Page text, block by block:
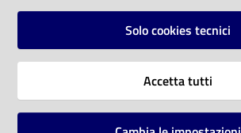
Vai alla pagina
Solo cookies tecnici
Accetta tutti